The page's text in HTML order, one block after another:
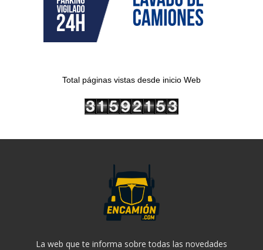
Total páginas vistas desde inicio Web
La web que te informa sobre todas las novedades